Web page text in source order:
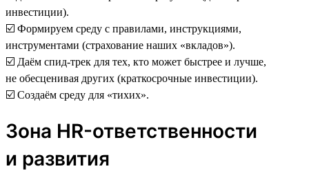
инвестиции).
☑️ Формируем среду с правилами, инструкциями,
инструментами (страхование наших «вкладов»).
☑️ Даём спид-трек для тех, кто может быстрее и лучше,
не обесценивая других (краткосрочные инвестиции).
☑️ Создаём среду для «тихих».
Зона HR-ответственности
и развития